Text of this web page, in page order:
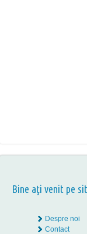
Bine aţi venit pe
Despre noi
Contact